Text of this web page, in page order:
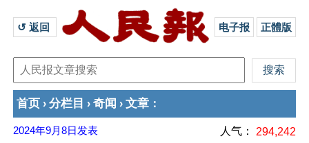
↺ 返回 电子报 正體版
首页 › 分栏目 › 奇闻 › 文章 ：
2024年9月8日 发表 人气： 294,242